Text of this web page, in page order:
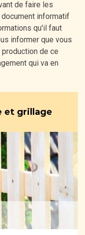
de faire les
informatif
qu'il faut
informer que vous
de ce
qui va en
et grillage